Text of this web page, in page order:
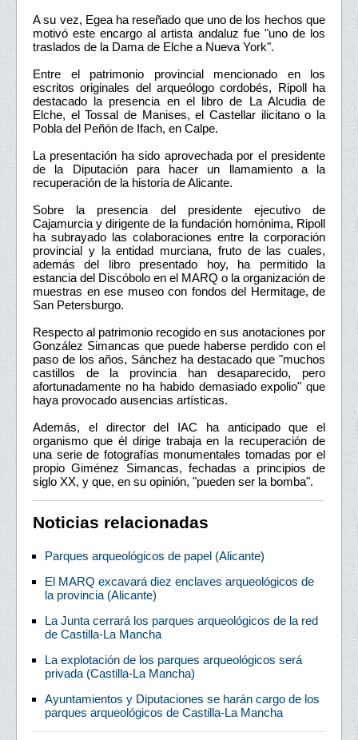
A su vez, Egea ha reseñado que uno de los hechos que
motivó este encargo al artista andaluz fue "uno de los
traslados de la Dama de Elche a Nueva York".
Entre el patrimonio provincial mencionado en los
escritos originales del arqueólogo cordobés, Ripoll ha
destacado la presencia en el libro de La Alcudia de
Elche, el Tossal de Manises, el Castellar ilicitano o la
Pobla del Peñón de Ifach, en Calpe.
La presentación ha sido aprovechada por el presidente
de la Diputación para hacer un llamamiento a la
recuperación de la historia de Alicante.
Sobre la presencia del presidente ejecutivo de
Cajamurcia y dirigente de la fundación homónima, Ripoll
ha subrayado las colaboraciones entre la corporación
provincial y la entidad murciana, fruto de las cuales,
además del libro presentado hoy, ha permitido la
estancia del Discóbolo en el MARQ o la organización de
muestras en ese museo con fondos del Hermitage, de
San Petersburgo.
Respecto al patrimonio recogido en sus anotaciones por
González Simancas que puede haberse perdido con el
paso de los años, Sánchez ha destacado que "muchos
castillos de la provincia han desaparecido, pero
afortunadamente no ha habido demasiado expolio" que
haya provocado ausencias artísticas.
Además, el director del IAC ha anticipado que el
organismo que él dirige trabaja en la recuperación de
una serie de fotografías monumentales tomadas por el
propio Giménez Simancas, fechadas a principios de
siglo XX, y que, en su opinión, "pueden ser la bomba".
Noticias relacionadas
Parques arqueológicos de papel (Alicante)
El MARQ excavará diez enclaves arqueológicos de
la provincia (Alicante)
La Junta cerrará los parques arqueológicos de la red
de Castilla-La Mancha
La explotación de los parques arqueológicos será
privada (Castilla-La Mancha)
Ayuntamientos y Diputaciones se harán cargo de los
parques arqueológicos de Castilla-La Mancha